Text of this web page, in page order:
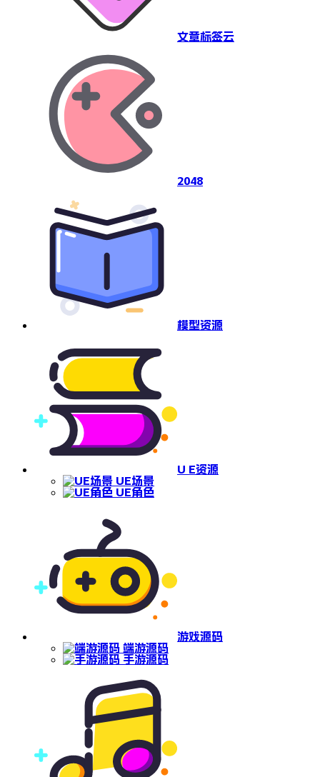
文章标签云
2048
模型资源
U E资源
UE场景
UE角色
游戏源码
端游源码
手游源码